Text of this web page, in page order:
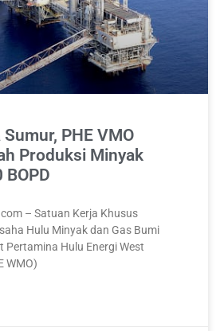
PHE VMO
Produksi Minyak
– Satuan Kerja Khusus
Hulu Minyak dan Gas Bumi
Pertamina Hulu Energi West
WMO)